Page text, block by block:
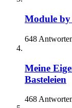
Module
648
Meine
Basteleien
468